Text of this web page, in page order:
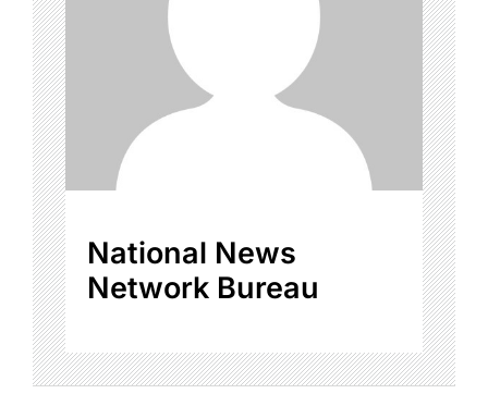
National News
Network Bureau